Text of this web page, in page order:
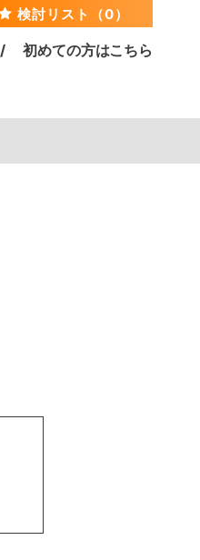
検討リスト（0）
初めての方はこちら